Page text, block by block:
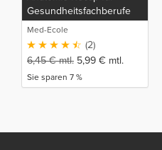
Gesundheitsfachberufe
Med-Ecole
(2)
6,45€mtl. 5,99 € mtl.
Sie sparen 7 %